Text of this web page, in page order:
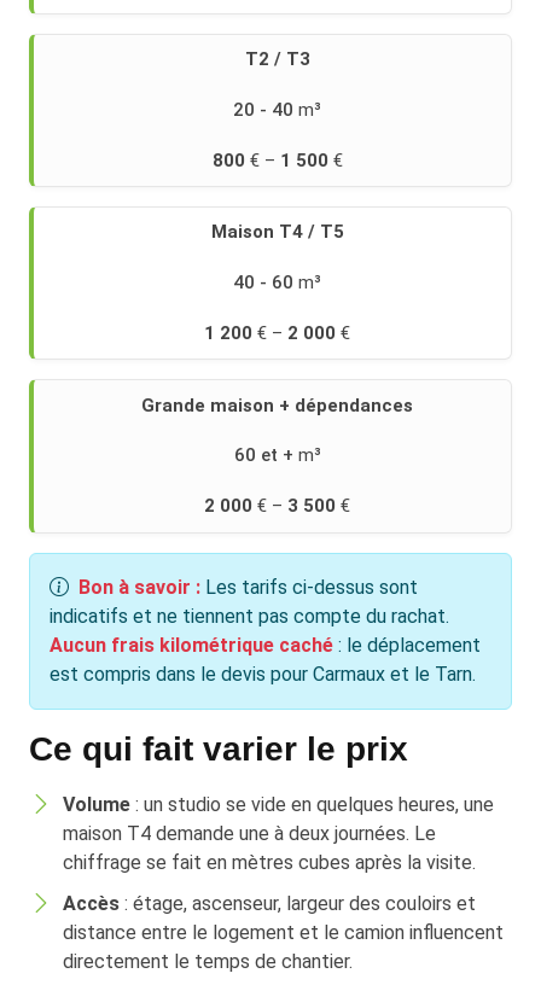
T2 / T3
20 - 40
800 1 500
Maison T4 / T5
40 - 60
1 200 2 000
Grande maison + dépendances
60 et +
2 000 3 500
Bon à savoir : Les tarifs ci-dessus sont
indicatifs et ne tiennent pas compte du rachat.
Aucun frais kilométrique caché : le déplacement
est compris dans le devis pour Carmaux et le Tarn.
Ce qui fait varier le prix
Volume : un studio se vide en quelques heures, une
maison T4 demande une à deux journées. Le
chiffrage se fait en mètres cubes après la visite.
Accès : étage, ascenseur, largeur des couloirs et
distance entre le logement et le camion influencent
directement le temps de chantier.